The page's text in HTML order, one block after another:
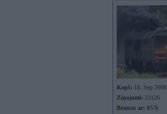
Kopš: 18. Sep 2008
Ziņojumi: 23126
Braucu ar: RVR